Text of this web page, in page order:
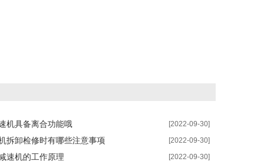
机具备离合功能哦 [2022-09-30]
拆卸检修时有哪些注意事项 [2022-09-30]
速机的工作原理 [2022-09-30]